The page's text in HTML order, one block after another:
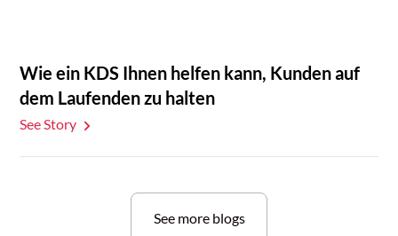
Wie ein KDS Ihnen helfen kann, Kunden auf
dem Laufenden zu halten
See Story
See more blogs